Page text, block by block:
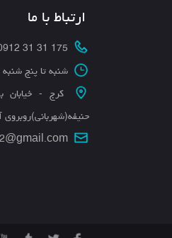
ارتباط با ما
175 31 31 0912 - 026-32224334
شنبه تا پنج شنبه -